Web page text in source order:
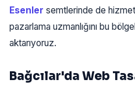
Esenler semtlerinde de
pazarlama uzmanlığını bu
aktarıyoruz.
Bağcılar'da Web